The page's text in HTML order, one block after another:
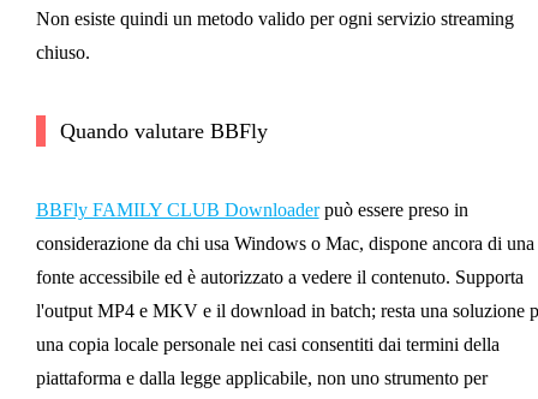
Non esiste quindi un metodo valido per ogni servizio streaming
chiuso.
Quando valutare BBFly
BBFly FAMILY CLUB Downloaderpuò essere preso in
considerazione da chi usa Windows o Mac, dispone ancora di una
fonte accessibile ed è autorizzato a vedere il contenuto. Supporta
l'output MP4 e MKV e il download in batch; resta una soluzione
una copia locale personale nei casi consentiti dai termini della
piattaforma e dalla legge applicabile, non uno strumento per